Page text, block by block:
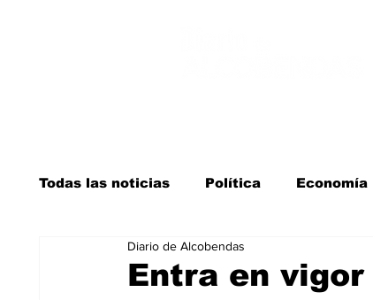
Todas las noticias Política Economía
Salud y bienestar Educación e
Entra en
Diario de Alcobendas